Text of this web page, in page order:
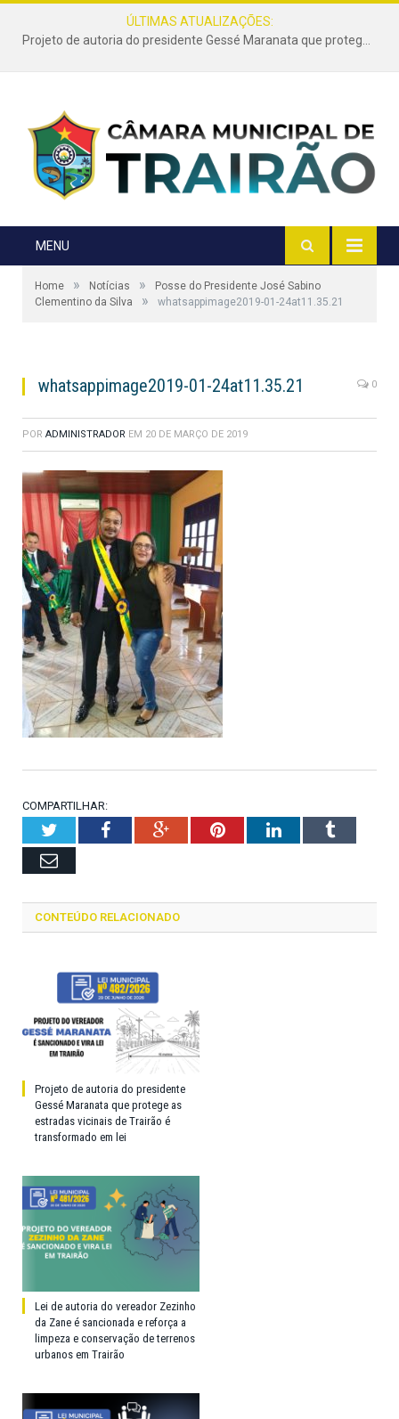
ÚLTIMAS ATUALIZAÇÕES:
Projeto de autoria do presidente Gessé Maranata que protege as estradas vicinais de Trairão é transformado em lei
MENU
Home » Notícias »
Posse do Presidente José Sabino
Clementino da Silva
» whatsappimage2019-01-24at11.35.21
whatsappimage2019-01-24at11.35.21 0
POR ADMINISTRADOR EM 20 DE MARÇO DE 2019
COMPARTILHAR:
TwitterFacebookGoogle+PinterestLinkedInTumblr
Email
CONTEÚDO RELACIONADO
Projeto de autoria do presidente
Gessé Maranata que protege as
estradas vicinais de Trairão é
transformado em lei
Lei de autoria do vereador Zezinho
da Zane é sancionada e reforça a
limpeza e conservação de terrenos
urbanos em Trairão